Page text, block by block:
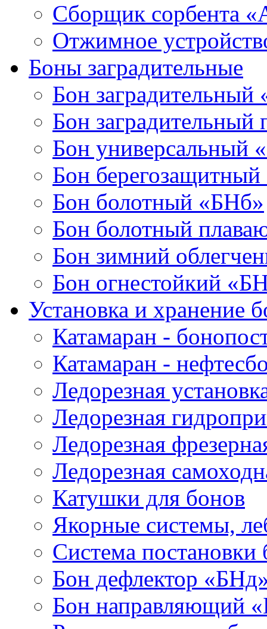
Сборщик сорбента
Отжимное
Боны заградительные
Бон заградительный
Бон
Бон универсальный
Бон
Бон болотный «БНб»
Бон болотный
Бон зимний
Бон огнестойкий
Установка и хранение
Катамаран -
Катамаран -
Ледорезная
Ледорезная
Ледорезная
Ледорезная
Катушки для бонов
Якорные системы,
Система
Бон дефлектор
Бон направляющий